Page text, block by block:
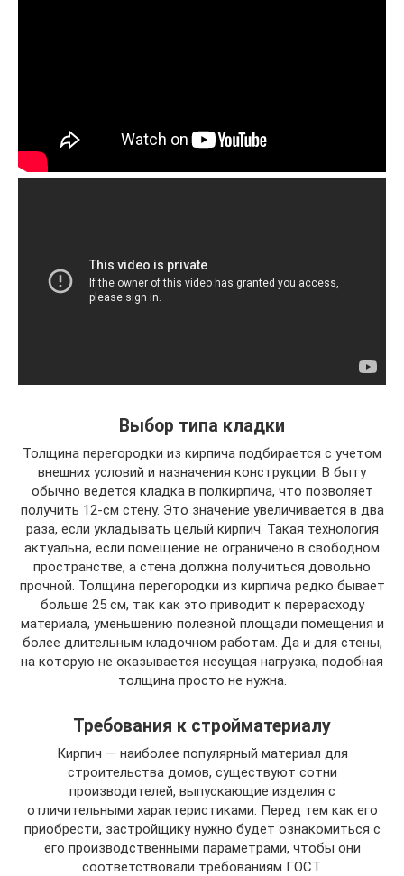
Выбор типа кладки
Толщина перегородки из кирпича подбирается с учетом
внешних условий и назначения конструкции. В быту
обычно ведется кладка в полкирпича, что позволяет
получить 12-см стену. Это значение увеличивается в два
раза, если укладывать целый кирпич. Такая технология
актуальна, если помещение не ограничено в свободном
пространстве, а стена должна получиться довольно
прочной. Толщина перегородки из кирпича редко бывает
больше 25 см, так как это приводит к перерасходу
материала, уменьшению полезной площади помещения и
более длительным кладочном работам. Да и для стены,
на которую не оказывается несущая нагрузка, подобная
толщина просто не нужна.
Требования к стройматериалу
Кирпич — наиболее популярный материал для
строительства домов, существуют сотни
производителей, выпускающие изделия с
отличительными характеристиками. Перед тем как его
приобрести, застройщику нужно будет ознакомиться с
его производственными параметрами, чтобы они
соответствовали требованиям ГОСТ.